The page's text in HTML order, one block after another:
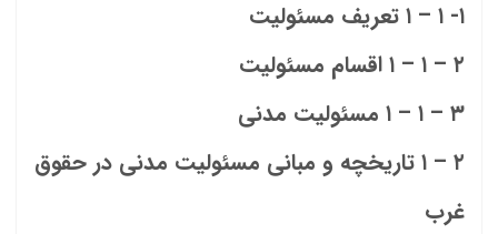
۱- ۱ – ۱ تعریف مسئولیت
۲ – ۱ – ۱ اقسام مسئولیت
۳ – ۱ – ۱ مسئولیت مدنی
۲ – ۱ تاریخچه و مبانی مسئولیت مدنی در حقوق
غرب